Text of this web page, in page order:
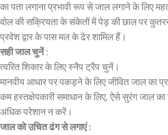
का पता लगाना प्रभावी रूप से जाल लगाने के लिए
वोल की सक्रियता के संकेतों में पेड़ की छाल पर
प्रवेश द्वार के पास मल के ढेर शामिल हैं।
सही जाल चुनें:
त्वरित शिकार के लिए स्नैप ट्रैप चुनें।
मानवीय आधार पर पकड़ने के लिए जीवित जाल का
कम हस्तक्षेपकारी समाधान के लिए, ऐसे सुरंग जाल
अधिक परेशान न करें।
जाल को उचित ढंग से लगाएं: